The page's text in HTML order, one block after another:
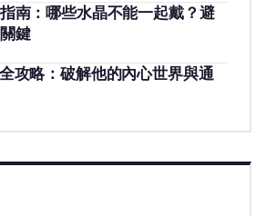
南：哪些水晶不能一起戴？避
鍵
攻略：破解他的內心世界與通